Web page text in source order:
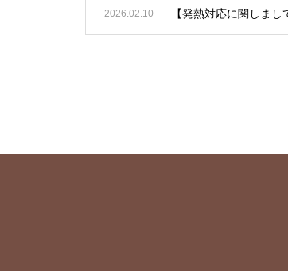
2026.02.10 【発熱対応に関しまし